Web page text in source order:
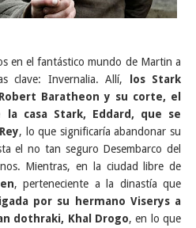
en el fantástico mundo de Martin a
clave: Invernalia. Allí,
los Stark
Baratheon y su corte, el
casa Stark, Eddard, que se
, lo que significaría abandonar su
el no tan seguro Desembarco del
Mientras, en la ciudad libre de
, perteneciente a la dinastía que
por su hermano Viserys a
dothraki, Khal Drogo, en lo que